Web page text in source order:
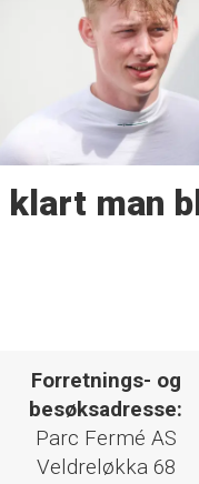
klart man
Forretnings- og
besøksadresse:
Parc Fermé AS
Veldreløkka 68